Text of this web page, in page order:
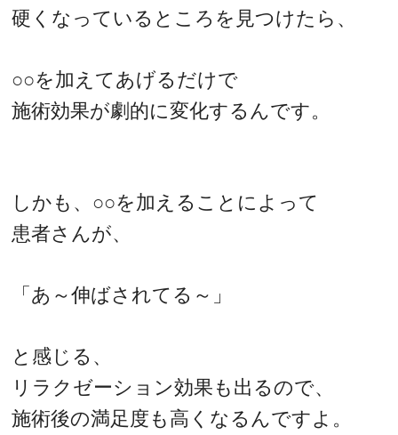
硬くなっているところを見つけたら、
○○を加えてあげるだけで
施術効果が劇的に変化するんです。
しかも、○○を加えることによって
患者さんが、
「あ～伸ばされてる～」
と感じる、
リラクゼーション効果も出るので、
施術後の満足度も高くなるんですよ。